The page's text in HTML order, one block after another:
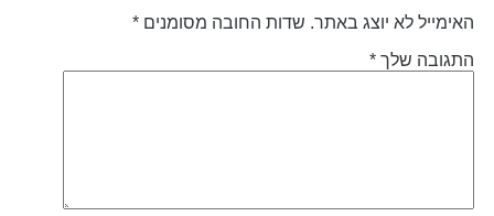
לא יוצג באתר. שדות החובה מסומנים*
שלך*